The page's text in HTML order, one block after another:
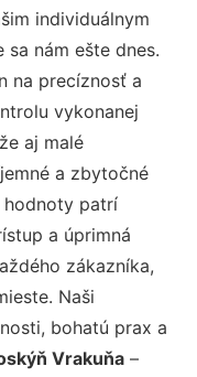
individuálnym
nám ešte dnes.
na precíznosť a
vykonanej
aj malé
a zbytočné
hodnoty patrí
a úprimná
zákazníka,
Naši
bohatú prax a
Vrakuňa –